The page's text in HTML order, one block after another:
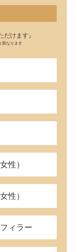
だけます』
異なります
性）
性）
ィラー